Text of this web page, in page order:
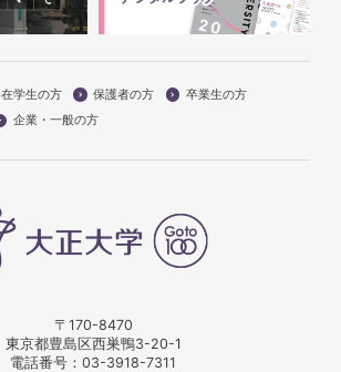
在学生の方 保護者の方
卒業生の方
企業・一般の方
〒170-8470
東京都豊島区西巣鴨3-20-1
電話番号： 03-3918-7311